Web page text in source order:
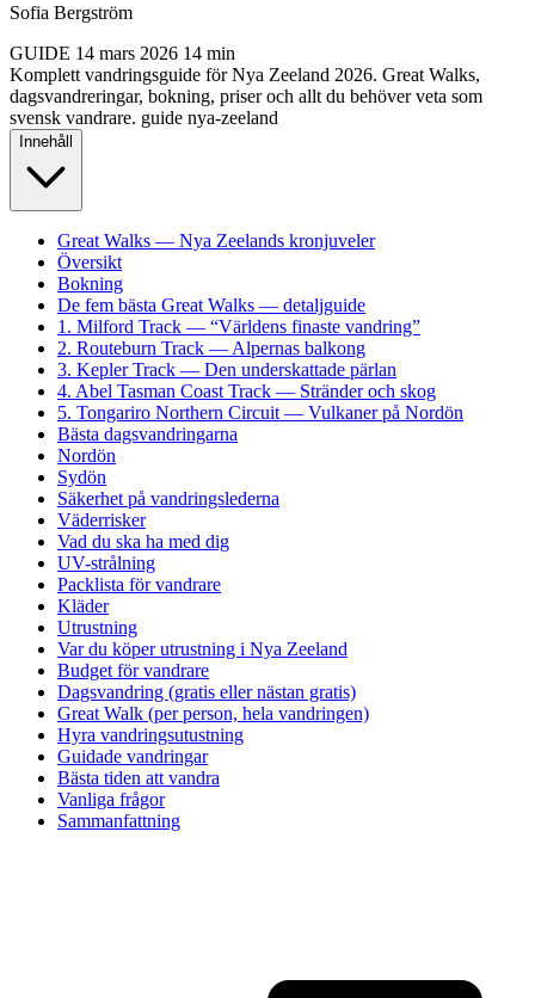
Sofia Bergström
GUIDE 14 mars 2026 14 min
Komplett vandringsguide för Nya Zeeland 2026. Great Walks,
dagsvandreringar, bokning, priser och allt du behöver veta som
svensk vandrare. guide nya-zeeland
Innehåll
Great Walks — Nya Zeelands kronjuveler
Översikt
Bokning
De fem bästa Great Walks — detaljguide
1. Milford Track — “Världens finaste vandring”
2. Routeburn Track — Alpernas balkong
3. Kepler Track — Den underskattade pärlan
4. Abel Tasman Coast Track — Stränder och skog
5. Tongariro Northern Circuit — Vulkaner på Nordön
Bästa dagsvandringarna
Nordön
Sydön
Säkerhet på vandringslederna
Väderrisker
Vad du ska ha med dig
UV-strålning
Packlista för vandrare
Kläder
Utrustning
Var du köper utrustning i Nya Zeeland
Budget för vandrare
Dagsvandring (gratis eller nästan gratis)
Great Walk (per person, hela vandringen)
Hyra vandringsutustning
Guidade vandringar
Bästa tiden att vandra
Vanliga frågor
Sammanfattning